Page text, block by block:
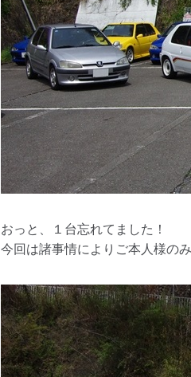
おっと、１台忘れてました！
今回は諸事情によりご本人様の